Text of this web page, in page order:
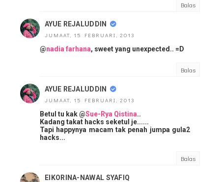
Balas
AYUE REJALUDDIN
JUMAAT, 15 FEBRUARI, 2013
@nadia farhana, sweet yang unexpected.. =D
Balas
AYUE REJALUDDIN
JUMAAT, 15 FEBRUARI, 2013
Betul tu kak @Sue-Rya Qistina..
Kadang takat hacks seketul je......
Tapi happynya macam tak penah jumpa gula2
hacks...
Balas
EIKORINA-NAWAL SYAFIQ